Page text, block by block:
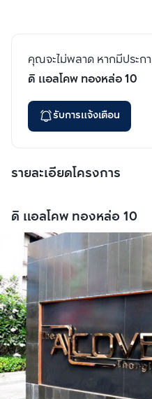
คุณจะไม่พลาด หากมีประก
ดิ แอลโคพ ทองหล่อ 10
รับการแจ้งเตือน
รายละเอียดโครงการ
ดิ แอลโคพ ทองหล่อ 10